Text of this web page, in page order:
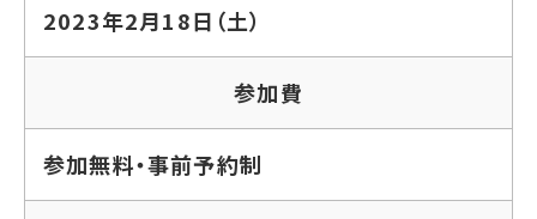
2023年2月18日（土）
参加費
参加無料・事前予約制